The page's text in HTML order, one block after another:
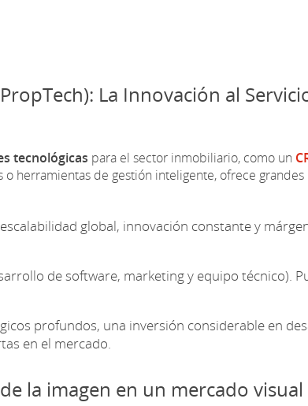
La Innovación al
tecnológicas para el sector inmobiliario, como un
o herramientas de gestión inteligente, ofrece grandes
global, innovación constante y
de software, marketing y equipo técnico).
profundos, una inversión considerable en
en el mercado.
la imagen en un mercado visual